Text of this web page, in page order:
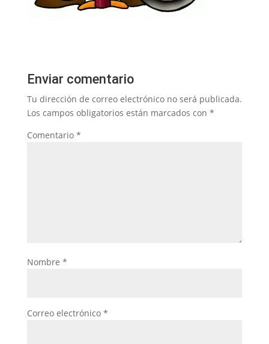
Enviar comentario
Tu dirección de correo electrónico no será publicada.
Los campos obligatorios están marcados con *
Comentario *
Nombre *
Correo electrónico *